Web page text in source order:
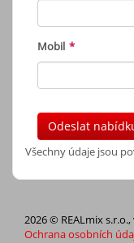
Mobil *
Odeslat
Všechny údaje jsou
2026 © REALmix
Ochrana osobních